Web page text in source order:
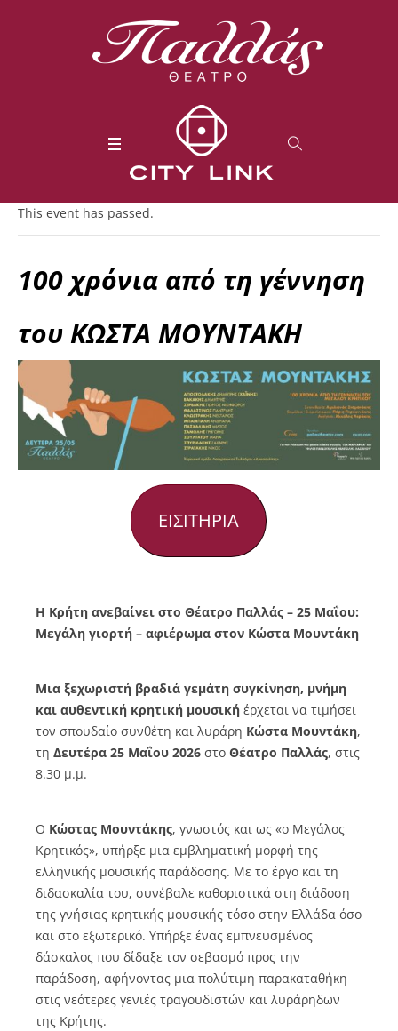
This event has passed.
100 χρόνια από τη γέννηση
του ΚΩΣΤΑ ΜΟΥΝΤΑΚΗ
ΕΙΣΙΤΗΡΙΑ
Η Κρήτη ανεβαίνει στο Θέατρο Παλλάς – 25 Μαΐου:
Μεγάλη γιορτή – αφιέρωμα στον Κώστα Μουντάκη
Μια ξεχωριστή βραδιά γεμάτη συγκίνηση, μνήμη
και αυθεντική κρητική μουσικήέρχεται να τιμήσει
τον σπουδαίο συνθέτη και λυράρη Κώστα Μουντάκη,
τη Δευτέρα 25 Μαΐου 2026στο Θέατρο Παλλάς, στις
8.30 μ.μ.
Ο Κώστας Μουντάκης, γνωστός και ως «ο Μεγάλος
Κρητικός», υπήρξε μια εμβληματική μορφή της
ελληνικής μουσικής παράδοσης. Με το έργο και τη
διδασκαλία του, συνέβαλε καθοριστικά στη διάδοση
της γνήσιας κρητικής μουσικής τόσο στην Ελλάδα όσο
και στο εξωτερικό. Υπήρξε ένας εμπνευσμένος
δάσκαλος που δίδαξε τον σεβασμό προς την
παράδοση, αφήνοντας μια πολύτιμη παρακαταθήκη
στις νεότερες γενιές τραγουδιστών και λυράρηδων
της Κρήτης.